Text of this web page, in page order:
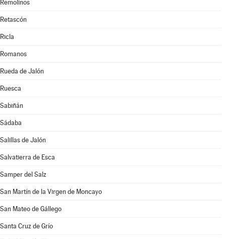
Remolinos
Retascón
Ricla
Romanos
Rueda de Jalón
Ruesca
Sabiñán
Sádaba
Salillas de Jalón
Salvatierra de Esca
Samper del Salz
San Martín de la Virgen de Moncayo
San Mateo de Gállego
Santa Cruz de Grío